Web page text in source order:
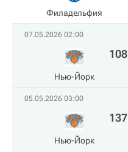
Филадельфия
07.05.2026 02:00
Нью-Йорк
108
05.05.2026 03:00
Нью-Йорк
137